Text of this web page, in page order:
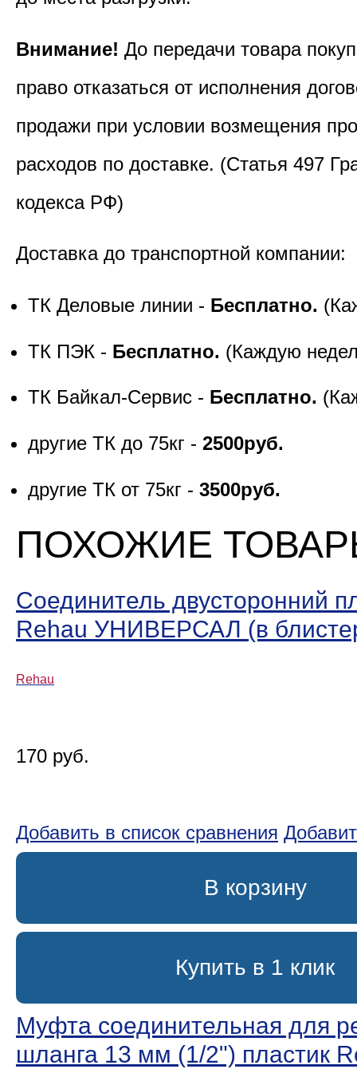
Внимание! До передачи товара
право отказаться от исполнения
продажи при условии возмещения
расходов по доставке. (Статья 497
кодекса РФ)
Доставка до транспортной компании:
ТК Деловые линии - Бесплатно.
ТК ПЭК - Бесплатно. (Каждую
ТК Байкал-Сервис - Бесплатно.
другие ТК до 75кг - 2500руб.
другие ТК от 75кг - 3500руб.
ПОХОЖИЕ
Соединитель двусторонний
Rehau УНИВЕРСАЛ (в
Rehau
170 руб.
Добавить в список сравнения
В корзину
Купить в 1 клик
Муфта соединительная для
шланга 13 мм (1/2ʺ) пластик